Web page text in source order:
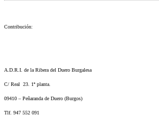
se juntaron diferentes generaciones, esto
Contribución:
A.D.R.I. de la Ribera del Duero Burgalesa
C/ Real 23. 1ª planta.
09410 – Peñaranda de Duero (Burgos)
Tlf. 947 552 091